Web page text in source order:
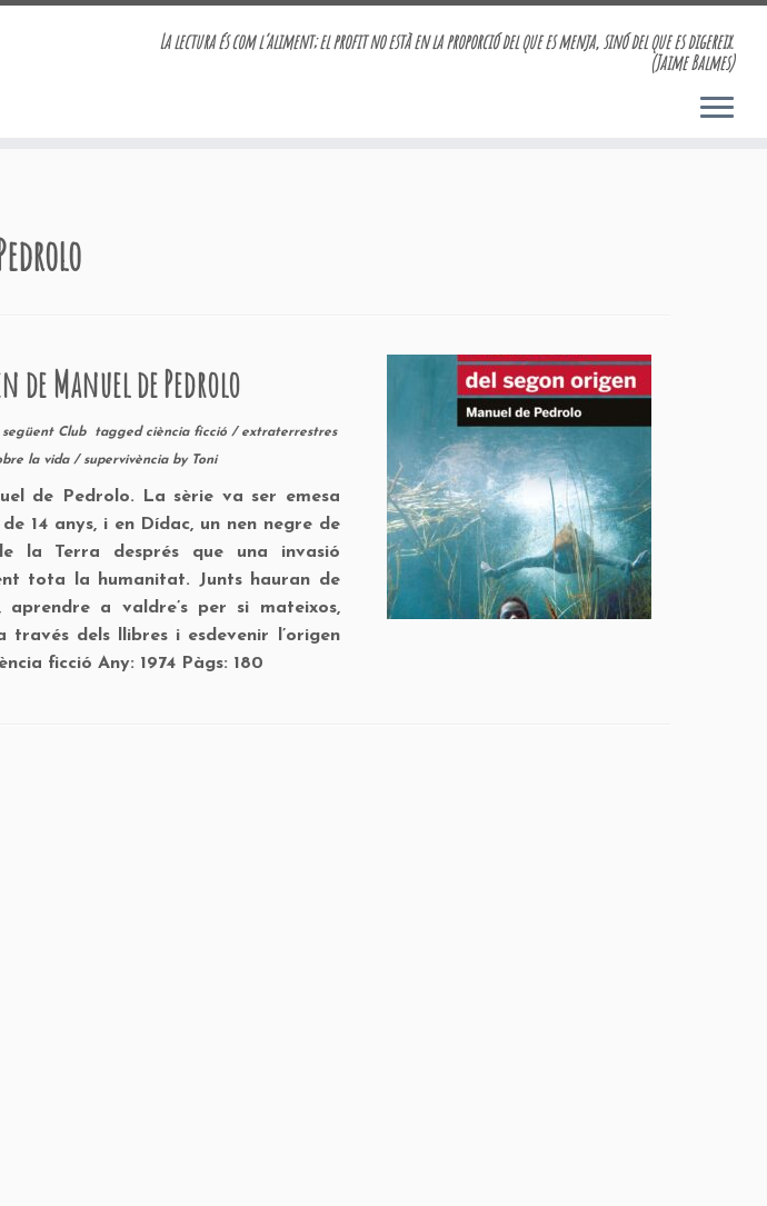
La lectura és com l’aliment; el profit no està en la proporció del que es menja, sinó del que es digereix.
(Jaime Balmes)
de Manuel de Pedrolo
Club tagged ciència ficció / extraterrestres
la vida / supervivència by Toni
de Pedrolo. La sèrie va ser emesa
14 anys, i en Dídac, un nen negre de
la Terra després que una invasió
tota la humanitat. Junts hauran de
a valdre’s per si mateixos,
través dels llibres i esdevenir l’origen
ficció Any: 1974 Pàgs: 180